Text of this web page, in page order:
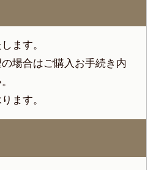
ます。
場合はご購入お手続き内
ます。